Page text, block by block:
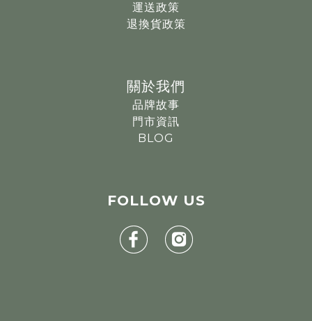
運送政策
退換貨政策
關於我們
品牌故事
門市資訊
BLOG
FOLLOW US